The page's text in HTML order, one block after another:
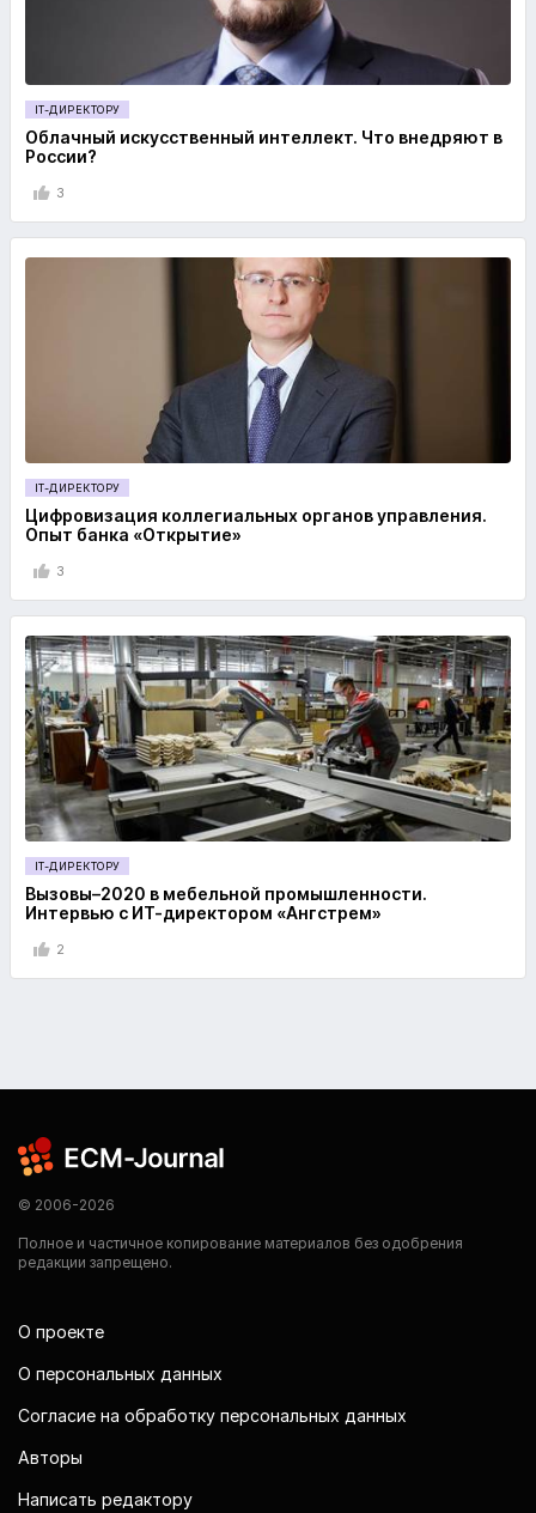
IT-ДИРЕКТОРУ
Облачный искусственный интеллект. Что внедряют в
России?
3
IT-ДИРЕКТОРУ
Цифровизация коллегиальных органов управления.
Опыт банка «Открытие»
3
IT-ДИРЕКТОРУ
Вызовы–2020 в мебельной промышленности.
Интервью с ИТ-директором «Ангстрем»
2
© 2006-2026
Полное и частичное копирование материалов без одобрения
редакции запрещено.
О проекте
О персональных данных
Согласие на обработку персональных данных
Авторы
Написать редактору